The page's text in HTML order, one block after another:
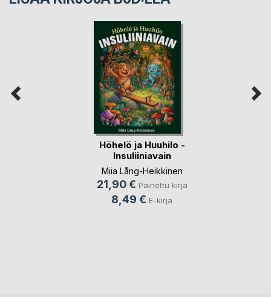
Höhelö ja Huuhilo -
Insuliiniavain
Miia Lång-Heikkinen
21,90 € Painettu kirja
8,49 € E-kirja